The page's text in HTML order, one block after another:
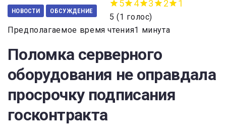
НОВОСТИ ОБСУЖДЕНИЕ
5 4 3 2 1
5 (1 голос)
Предполагаемое время чтения1 минута
Поломка серверного
оборудования не оправдала
просрочку подписания
госконтракта